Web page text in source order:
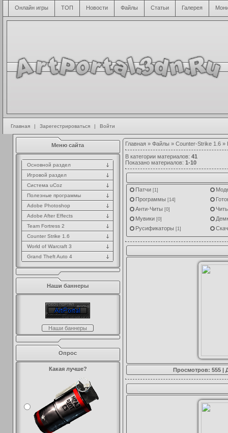
Онлайн игры ТОП Новости Файлы Статьи Галерея
Главная | Зарегестрироваться | Войти
Меню сайта
Основной раздел
Игровой раздел
Система uCoz
Полезные программы
Adobe Photoshop
Adobe After Effects
Team Fortress 2
Counter Strike 1.6
World of Warcraft 3
Grand Theft Auto 4
Наши баннеры
Наши баннеры
Опрос
Какая лучше?
Главная» Файлы » Counter-Strike 1.6»
В категории материалов: 41
Показано материалов: 1-10
Патчи [1]
Программы [14]
Анти-Читы [0]
Мувики [0]
Русификаторы [1]
Просмотров: 555 |